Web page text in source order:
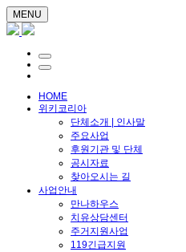
MENU
HOME
위키코리아
단체소개 | 인사말
주요사업
후원기관 및 단체
공시자료
찾아오시는 길
사업안내
만나하우스
치유상담센터
주거지원사업
119긴급지원